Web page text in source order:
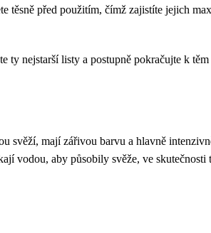
před použitím, čímž zajistíte jejich
ty nejstarší listy a postupně pokračujte k
svěží, mají zářivou barvu a hlavně
vodou, aby působily svěže, ve